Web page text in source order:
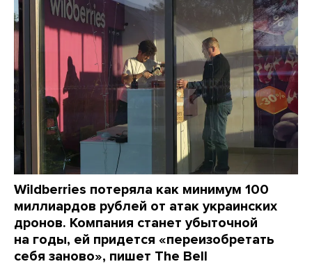
Wildberries потеряла как минимум 100
миллиардов рублей от атак украинских
дронов. Компания станет убыточной
на годы, ей придется «переизобретать
себя заново», пишет The Bell